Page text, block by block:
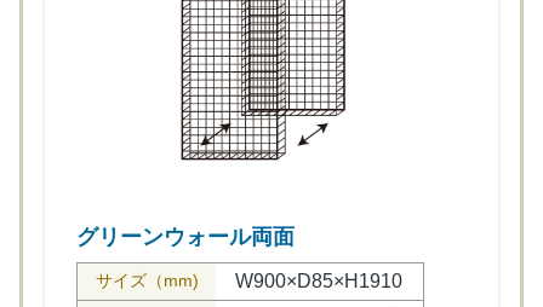
グリーンウォール両面
サイズ（mm) W900×D85×H1910